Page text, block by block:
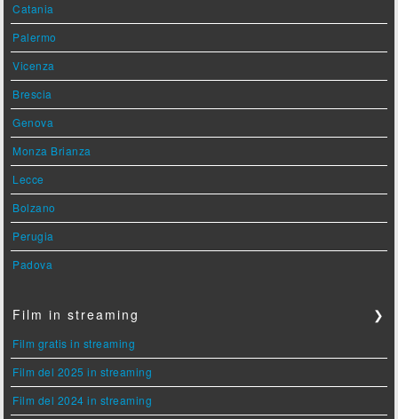
Catania
Palermo
Vicenza
Brescia
Genova
Monza Brianza
Lecce
Bolzano
Perugia
Padova
Film in streaming ❯
Film gratis in streaming
Film del 2025 in streaming
Film del 2024 in streaming